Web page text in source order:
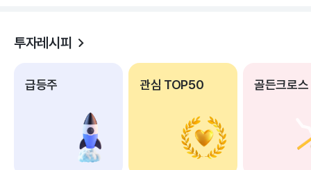
투자레시피
급등주 관심 TOP50 골든크로스